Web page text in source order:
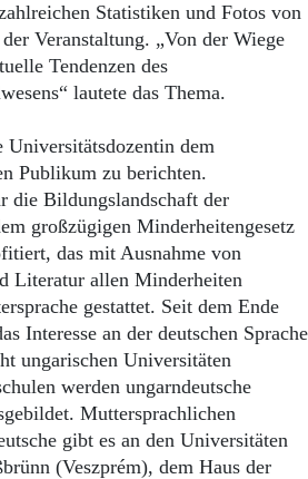
Kontakt
Impressum
Datenschutz
Statistiken und Fotos von
Veranstaltung. „Von der Wiege
Tendenzen des
lautete das Thema.
Universitätsdozentin dem
Publikum zu berichten.
die Bildungslandschaft der
großzügigen Minderheitengesetz
das mit Ausnahme von
Literatur allen Minderheiten
gestattet. Seit dem Ende
Interesse an der deutschen Sprache
ungarischen Universitäten
werden ungarndeutsche
Muttersprachlichen
gibt es an den Universitäten
(Veszprém), dem Haus der